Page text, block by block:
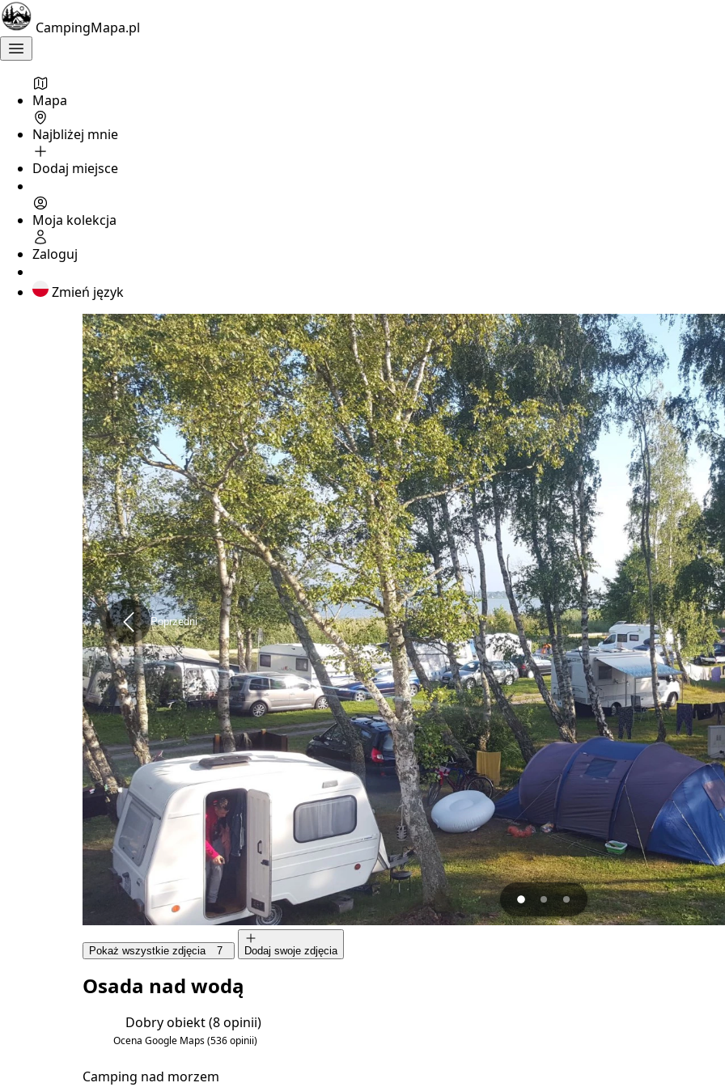
CampingMapa.pl
Mapa
Najbliżej mnie
Dodaj miejsce
Moja kolekcja
Zaloguj
Zmień język
Poprzedni
Pokaż wszystkie zdjęcia 7 Dodaj swoje zdjęcia
Osada nad wodą
Dobry obiekt(8 opinii)
Ocena Google Maps(536 opinii)
Camping nad morzem